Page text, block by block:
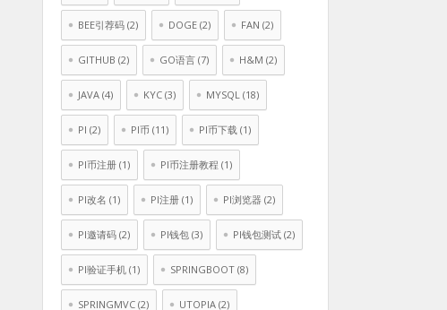
BEE引荐码 (2) DOGE (2) FAN (2)
GITHUB (2) GO语言 (7) H&M (2)
JAVA (4) KYC (3) MYSQL (18)
PI (2) PI币 (11) PI币下载 (1)
PI币注册 (1) PI币注册教程 (1)
PI改名 (1) PI注册 (1) PI浏览器 (2)
PI邀请码 (2) PI钱包 (3) PI钱包测试 (2)
PI验证手机 (1) SPRINGBOOT (8)
SPRINGMVC (2) UTOPIA (2)